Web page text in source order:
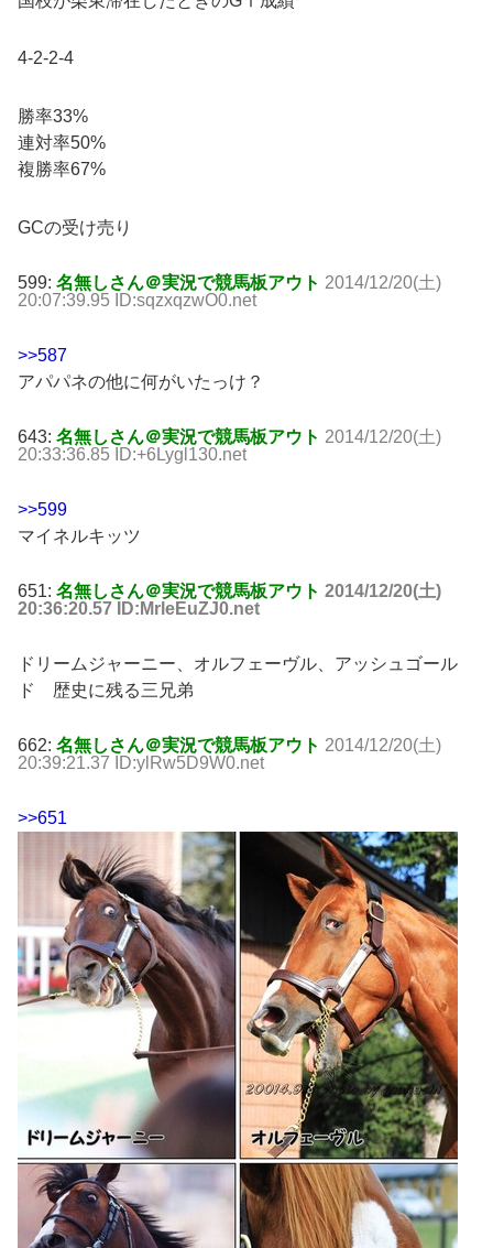
4-2-2-4
勝率33%
連対率50%
複勝率67%
GCの受け売り
599: 名無しさん＠実況で競馬板アウト 2014/12/20(土)
20:07:39.95 ID:sqzxqzwO0.net
>>587
アパパネの他に何がいたっけ？
643: 名無しさん＠実況で競馬板アウト 2014/12/20(土)
20:33:36.85 ID:+6Lygl130.net
>>599
マイネルキッツ
651: 名無しさん＠実況で競馬板アウト 2014/12/20(土)
20:36:20.57 ID:MrleEuZJ0.net
ドリームジャーニー、オルフェーヴル、アッシュゴール
ド 歴史に残る三兄弟
662: 名無しさん＠実況で競馬板アウト 2014/12/20(土)
20:39:21.37 ID:ylRw5D9W0.net
>>651